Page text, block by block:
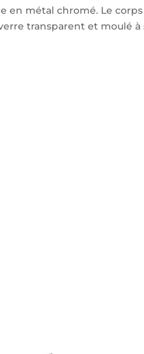
en métal chromé. Le
transparent et moulé à